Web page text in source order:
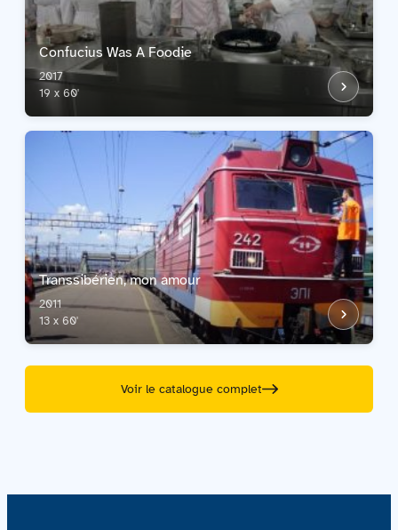
Confucius Was A Foodie
2017
19 x 60'
Transsibérien, mon amour
2011
13 x 60'
Voir le catalogue complet